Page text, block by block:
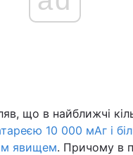
що в найближчі
10 000 мАг і
явищем. Причому в